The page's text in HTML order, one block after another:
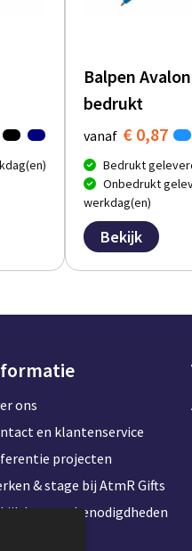
Balpen
bedrukt
vanaf € 0,87
Bedrukt
Onbedrukt
werkdag(en)
Bekijk
ons
en klantenservice
projecten
& stage bij AtmR Gifts
kantoorbenodigdheden